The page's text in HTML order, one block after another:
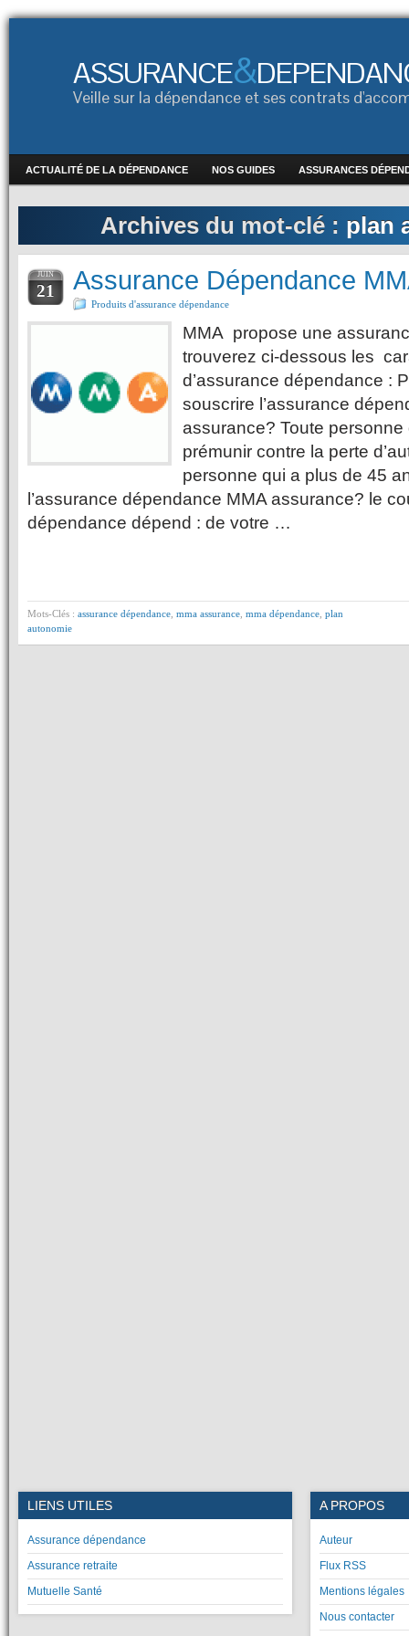
ASSURANCE&
Veille sur la dépendance et ses contrats
ACTUALITÉ DE LA DÉPENDANCE NOS GUIDES ASSURANCES
Archives du mot-clé : plan
JUIN
21 Assurance Dépendance
Produits d'assurance dépendance
MMA propose une
trouverez ci-dessous les
d’assurance dépendance :
souscrire l’assurance
assurance? Toute
prémunir contre la perte
personne qui a plus de 45
l’assurance dépendance MMA assurance? le
dépendance dépend : de votre …
Mots-Clés : assurance dépendance mma assurance mma dépendance plan
autonomie
LIENS UTILES
Assurance dépendance
Assurance retraite
Mutuelle Santé
A PROPOS
Auteur
Flux RSS
Mentions légales
Nous contacter